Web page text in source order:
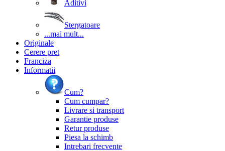
Aditivi
Stergatoare
...mai mult...
Originale
Cerere pret
Franciza
Informatii
Cum?
Cum cumpar?
Livrare si transport
Garantie produse
Retur produse
Piesa la schimb
Intrebari frecvente